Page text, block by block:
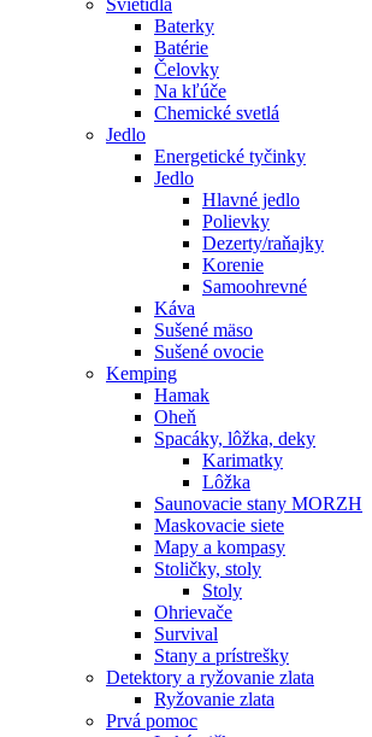
Svietidlá
Baterky
Batérie
Čelovky
Na kľúče
Chemické svetlá
Jedlo
Energetické tyčinky
Jedlo
Hlavné jedlo
Polievky
Dezerty/raňajky
Korenie
Samoohrevné
Káva
Sušené mäso
Sušené ovocie
Kemping
Hamak
Oheň
Spacáky, lôžka, deky
Karimatky
Lôžka
Saunovacie stany MORZH
Maskovacie siete
Mapy a kompasy
Stoličky, stoly
Stoly
Ohrievače
Survival
Stany a prístrešky
Detektory a ryžovanie zlata
Ryžovanie zlata
Prvá pomoc